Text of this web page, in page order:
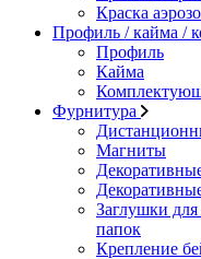
Краска
Профиль / кайма /
Профиль
Кайма
Фурнитура
Магниты
Заглушки
папок
Крепление